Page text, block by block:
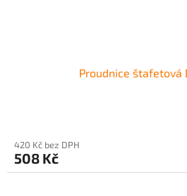
Proudnice štafetová
420 Kč bez DPH
508 Kč